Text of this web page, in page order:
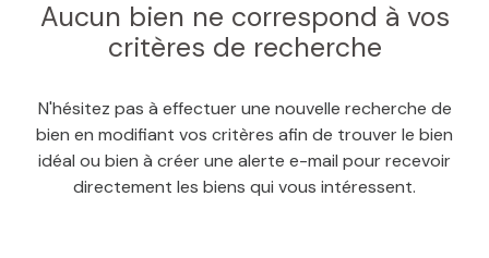
MAIL
Aucun bien ne correspond à vos
critères de recherche
N'hésitez pas à effectuer une nouvelle recherche de
bien en modifiant vos critères afin de trouver le bien
idéal ou bien à créer une alerte e-mail pour recevoir
directement les biens qui vous intéressent.